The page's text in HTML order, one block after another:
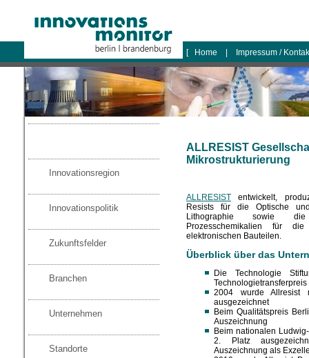
logo
[ Home Impressum /
Innovationsregion
Innovationspolitik
Zukunftsfelder
Branchen
Unternehmen
Standorte
ALLRESIST
Mikrostrukturierung
ALLRESIST entwickelt,
Resists für die Optische
Lithographie sowie die
Prozesschemikalien für
elektronischen Bauteilen.
Überblick über das
Die Technologie
2004 wurde Allresist
ausgezeichnet
Beim Qualitätspreis
Auszeichnung
Beim nationalen
2. Platz
Auszeichnung als